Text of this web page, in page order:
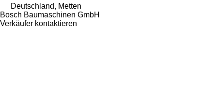
Deutschland, Metten
Bosch Baumaschinen GmbH
Verkäufer kontaktieren